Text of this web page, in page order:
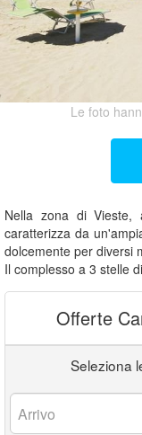
Le foto
Nella zona di
caratterizza da
dolcemente per diversi
Il complesso a 3 stelle
Offerte
Seleziona
Arrivo: